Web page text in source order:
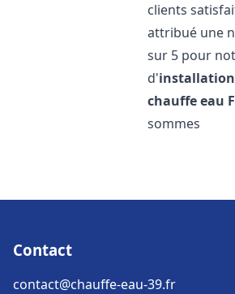
clients
attribué une
sur 5 pour
d'
chauffe eau
sommes
Contact
contact@chauffe-eau-39.fr